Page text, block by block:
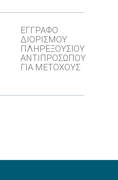
ΕΓΓΡΑΦΟ
ΔΙΟΡΙΣΜΟΥ
ΠΛΗΡΕΞΟΥΣΙΟΥ
ΑΝΤΙΠΡΟΣΩΠΟΥ
ΓΙΑ ΜΕΤΟΧΟΥΣ